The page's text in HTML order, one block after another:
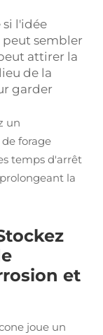
si l'idée
sembler
attirer la
de la
garder
un
forage
temps d'arrêt
la
et
joue un